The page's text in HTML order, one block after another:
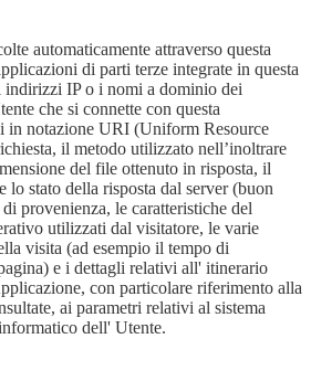
automaticamente attraverso questa
di parti terze integrate in questa
IP o i nomi a dominio dei
che si connette con questa
notazione URI (Uniform Resource
il metodo utilizzato nell’inoltrare
del file ottenuto in risposta, il
lo stato della risposta dal server (buon
provenienza, le caratteristiche del
utilizzati dal visitatore, le varie
visita (ad esempio il tempo di
e i dettagli relativi all' itinerario
con particolare riferimento alla
ai parametri relativi al sistema
dell' Utente.